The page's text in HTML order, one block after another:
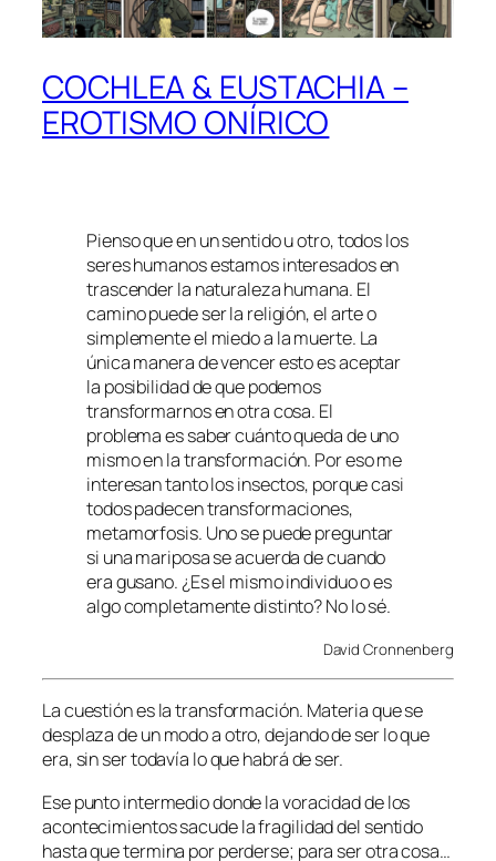
COCHLEA & EUSTACHIA –
EROTISMO ONÍRICO
Pienso que en un sentido u otro, todos los
seres humanos estamos interesados en
trascender la naturaleza humana. El
camino puede ser la religión, el arte o
simplemente el miedo a la muerte. La
única manera de vencer esto es aceptar
la posibilidad de que podemos
transformarnos en otra cosa. El
problema es saber cuánto queda de uno
mismo en la transformación. Por eso me
interesan tanto los insectos, porque casi
todos padecen transformaciones,
metamorfosis. Uno se puede preguntar
si una mariposa se acuerda de cuando
era gusano. ¿Es el mismo individuo o es
algo completamente distinto? No lo sé.
David Cronnenberg
La cuestión es la transformación. Materia que se
desplaza de un modo a otro, dejando de ser lo que
era, sin ser todavía lo que habrá de ser.
Ese punto intermedio donde la voracidad de los
acontecimientos sacude la fragilidad del sentido
hasta que termina por perderse; para ser otra cosa…